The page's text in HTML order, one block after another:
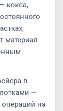
кокса,
материал
в
—
на